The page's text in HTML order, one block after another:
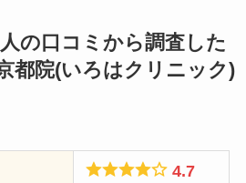
人の口コミから調査した
都院(いろはクリニック)
4.7